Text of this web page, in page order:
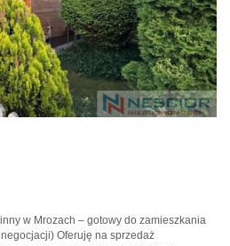
w Mrozach – gotowy do zamieszkania
Oferuję na sprzedaż